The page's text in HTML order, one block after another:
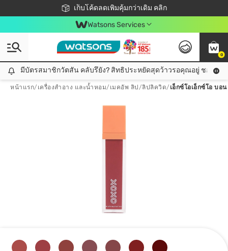
เก็บโค้ดลดเพิ่มคุ้มกว่าเดิม คลิก
ชอปออนไลน์ครั้งแรก ลดเพิ่มจุก ๆ 10%! 🎉
📦ส่งฟรี! เมื่อชอป 499฿
สมาชิกวัตสัน คลับดียังไง?
Watsons Services
0
มีบัตรสมาชิกวัตสัน คลับรึยัง? สิทธิประหยัดสุดว้าวรอคุณอยู่ ชอปคุ้มกว่าเดิม คลิก!
มีบัตรสมาชิกวัตสัน คลับรึยัง? สิทธิประหยัดสุดว้าวรอคุณอยู่ ชอปคุ้มก
หน้าแรก/ เครื่องสำอาง และน้ำหอม/ เมคอัพ ลิป /ลิปลิควิด/ เอ็กซ์โอเอ็กซ์โอ บ